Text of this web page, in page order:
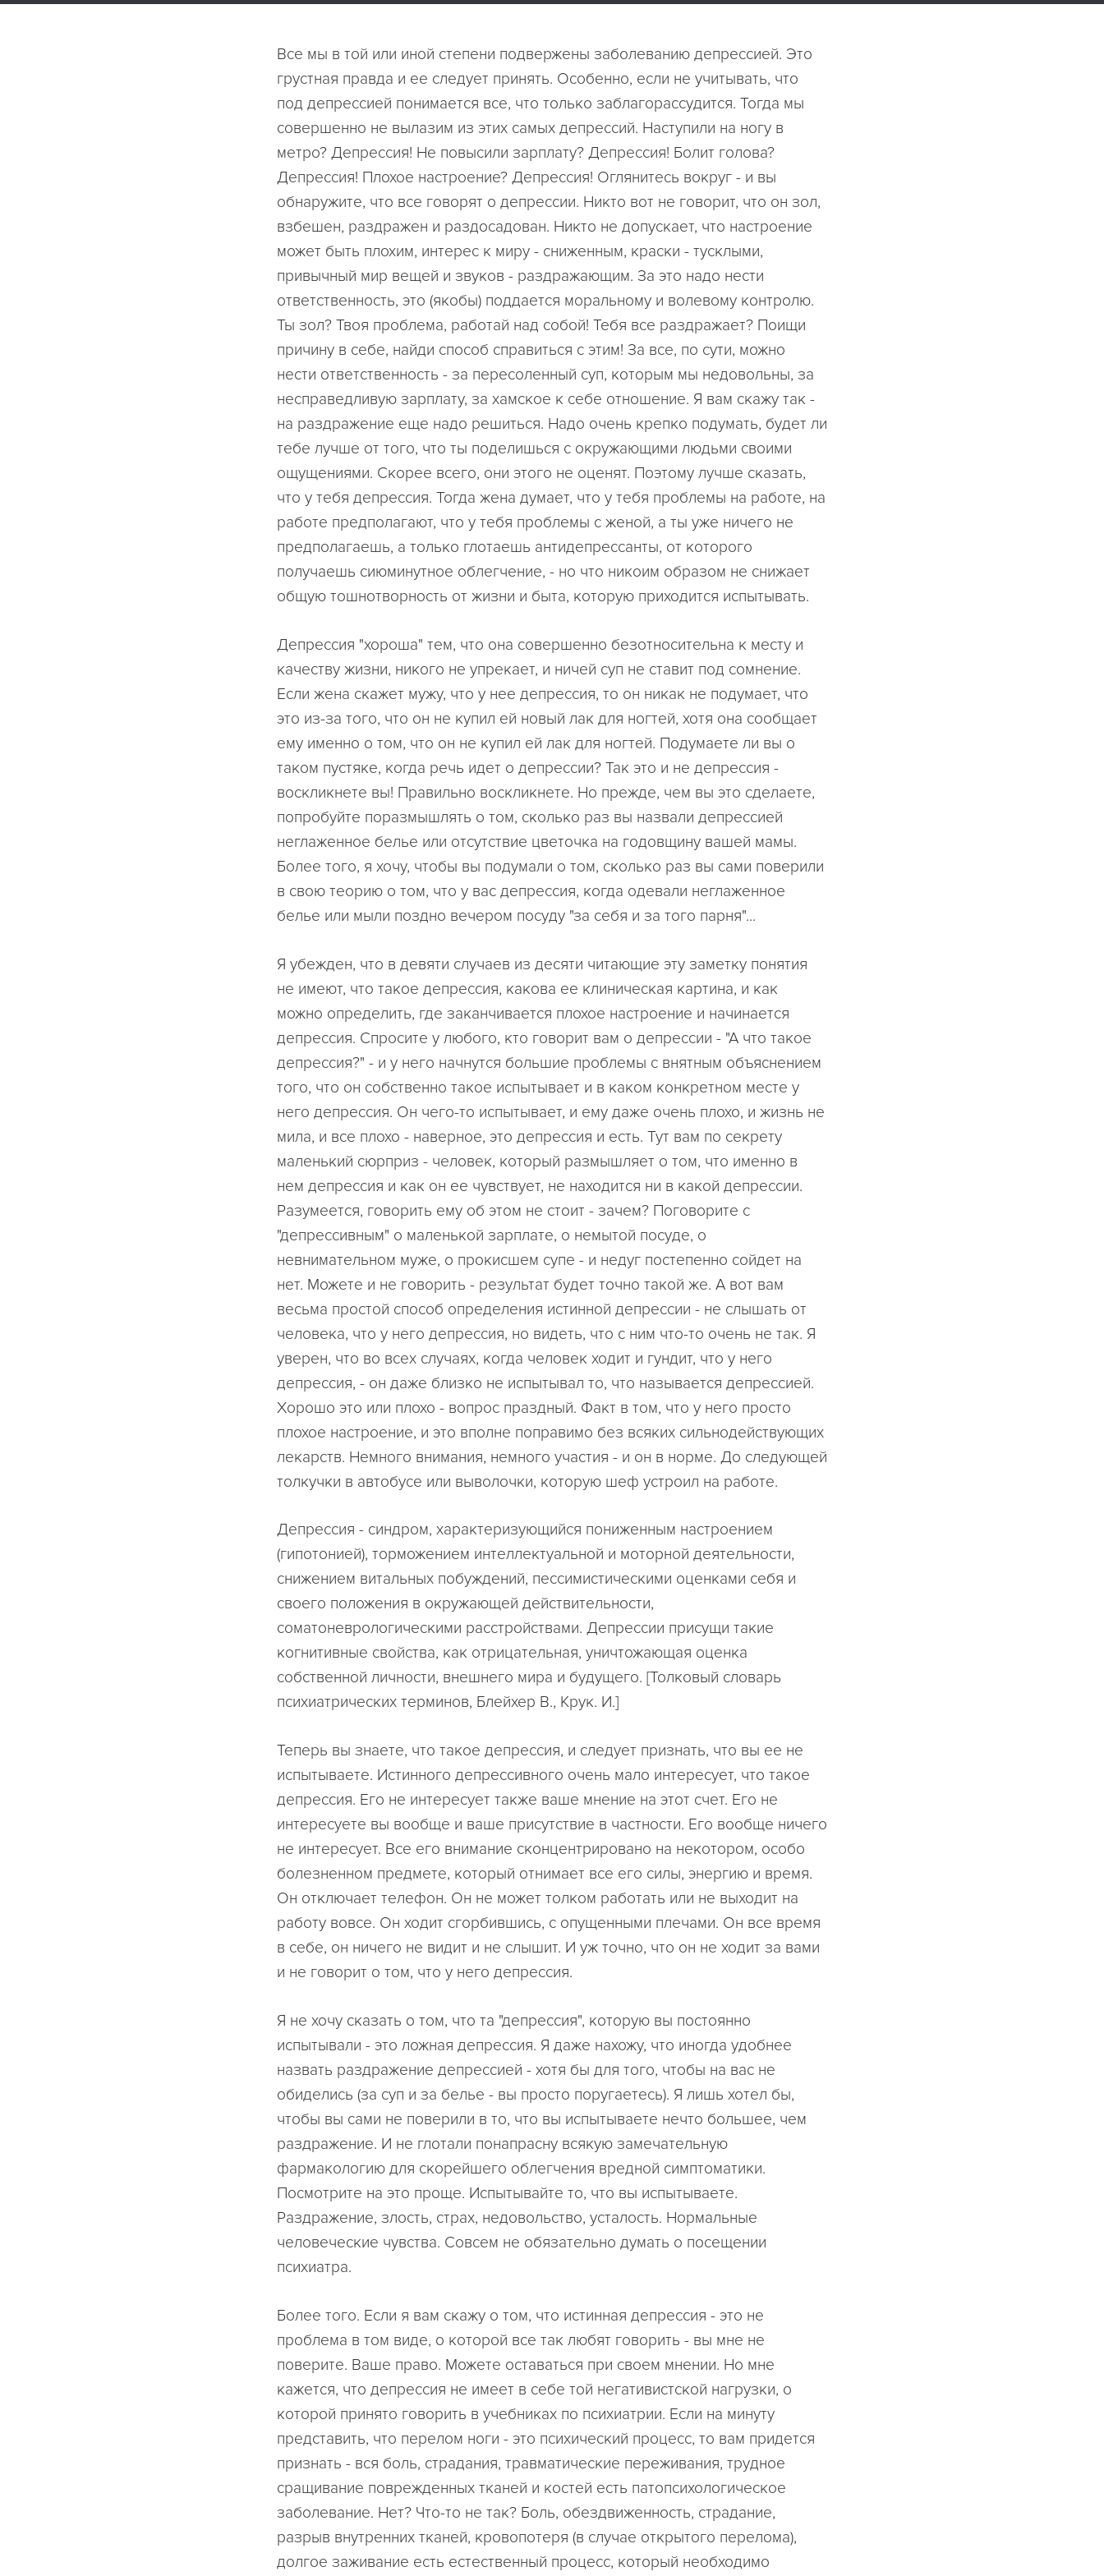
Все мы в той или иной степени подвержены заболеванию депрессией. Это
грустная правда и ее следует принять. Особенно, если не учитывать, что
под депрессией понимается все, что только заблагорассудится. Тогда мы
совершенно не вылазим из этих самых депрессий. Наступили на ногу в
метро? Депрессия! Не повысили зарплату? Депрессия! Болит голова?
Депрессия! Плохое настроение? Депрессия! Оглянитесь вокруг - и вы
обнаружите, что все говорят о депрессии. Никто вот не говорит, что он зол,
взбешен, раздражен и раздосадован. Никто не допускает, что настроение
может быть плохим, интерес к миру - сниженным, краски - тусклыми,
привычный мир вещей и звуков - раздражающим. За это надо нести
ответственность, это (якобы) поддается моральному и волевому контролю.
Ты зол? Твоя проблема, работай над собой! Тебя все раздражает? Поищи
причину в себе, найди способ справиться с этим! За все, по сути, можно
нести ответственность - за пересоленный суп, которым мы недовольны, за
несправедливую зарплату, за хамское к себе отношение. Я вам скажу так -
на раздражение еще надо решиться. Надо очень крепко подумать, будет ли
тебе лучше от того, что ты поделишься с окружающими людьми своими
ощущениями. Скорее всего, они этого не оценят. Поэтому лучше сказать,
что у тебя депрессия. Тогда жена думает, что у тебя проблемы на работе, на
работе предполагают, что у тебя проблемы с женой, а ты уже ничего не
предполагаешь, а только глотаешь антидепрессанты, от которого
получаешь сиюминутное облегчение, - но что никоим образом не снижает
общую тошнотворность от жизни и быта, которую приходится испытывать.
Депрессия "хороша" тем, что она совершенно безотносительна к месту и
качеству жизни, никого не упрекает, и ничей суп не ставит под сомнение.
Если жена скажет мужу, что у нее депрессия, то он никак не подумает, что
это из-за того, что он не купил ей новый лак для ногтей, хотя она сообщает
ему именно о том, что он не купил ей лак для ногтей. Подумаете ли вы о
таком пустяке, когда речь идет о депрессии? Так это и не депрессия -
воскликнете вы! Правильно воскликнете. Но прежде, чем вы это сделаете,
попробуйте поразмышлять о том, сколько раз вы назвали депрессией
неглаженное белье или отсутствие цветочка на годовщину вашей мамы.
Более того, я хочу, чтобы вы подумали о том, сколько раз вы сами поверили
в свою теорию о том, что у вас депрессия, когда одевали неглаженное
белье или мыли поздно вечером посуду "за себя и за того парня"...
Я убежден, что в девяти случаев из десяти читающие эту заметку понятия
не имеют, что такое депрессия, какова ее клиническая картина, и как
можно определить, где заканчивается плохое настроение и начинается
депрессия. Спросите у любого, кто говорит вам о депрессии - "А что такое
депрессия?" - и у него начнутся большие проблемы с внятным объяснением
того, что он собственно такое испытывает и в каком конкретном месте у
него депрессия. Он чего-то испытывает, и ему даже очень плохо, и жизнь не
мила, и все плохо - наверное, это депрессия и есть. Тут вам по секрету
маленький сюрприз - человек, который размышляет о том, что именно в
нем депрессия и как он ее чувствует, не находится ни в какой депрессии.
Разумеется, говорить ему об этом не стоит - зачем? Поговорите с
"депрессивным" о маленькой зарплате, о немытой посуде, о
невнимательном муже, о прокисшем супе - и недуг постепенно сойдет на
нет. Можете и не говорить - результат будет точно такой же. А вот вам
весьма простой способ определения истинной депрессии - не слышать от
человека, что у него депрессия, но видеть, что с ним что-то очень не так. Я
уверен, что во всех случаях, когда человек ходит и гундит, что у него
депрессия, - он даже близко не испытывал то, что называется депрессией.
Хорошо это или плохо - вопрос праздный. Факт в том, что у него просто
плохое настроение, и это вполне поправимо без всяких сильнодействующих
лекарств. Немного внимания, немного участия - и он в норме. До следующей
толкучки в автобусе или выволочки, которую шеф устроил на работе.
Депрессия - синдром, характеризующийся пониженным настроением
(гипотонией), торможением интеллектуальной и моторной деятельности,
снижением витальных побуждений, пессимистическими оценками себя и
своего положения в окружающей действительности,
соматоневрологическими расстройствами. Депрессии присущи такие
когнитивные свойства, как отрицательная, уничтожающая оценка
собственной личности, внешнего мира и будущего. [Толковый словарь
психиатрических терминов, Блейхер В., Крук. И.]
Теперь вы знаете, что такое депрессия, и следует признать, что вы ее не
испытываете. Истинного депрессивного очень мало интересует, что такое
депрессия. Его не интересует также ваше мнение на этот счет. Его не
интересуете вы вообще и ваше присутствие в частности. Его вообще ничего
не интересует. Все его внимание сконцентрировано на некотором, особо
болезненном предмете, который отнимает все его силы, энергию и время.
Он отключает телефон. Он не может толком работать или не выходит на
работу вовсе. Он ходит сгорбившись, с опущенными плечами. Он все время
в себе, он ничего не видит и не слышит. И уж точно, что он не ходит за вами
и не говорит о том, что у него депрессия.
Я не хочу сказать о том, что та "депрессия", которую вы постоянно
испытывали - это ложная депрессия. Я даже нахожу, что иногда удобнее
назвать раздражение депрессией - хотя бы для того, чтобы на вас не
обиделись (за суп и за белье - вы просто поругаетесь). Я лишь хотел бы,
чтобы вы сами не поверили в то, что вы испытываете нечто большее, чем
раздражение. И не глотали понапрасну всякую замечательную
фармакологию для скорейшего облегчения вредной симптоматики.
Посмотрите на это проще. Испытывайте то, что вы испытываете.
Раздражение, злость, страх, недовольство, усталость. Нормальные
человеческие чувства. Совсем не обязательно думать о посещении
психиатра.
Более того. Если я вам скажу о том, что истинная депрессия - это не
проблема в том виде, о которой все так любят говорить - вы мне не
поверите. Ваше право. Можете оставаться при своем мнении. Но мне
кажется, что депрессия не имеет в себе той негативистской нагрузки, о
которой принято говорить в учебниках по психиатрии. Если на минуту
представить, что перелом ноги - это психический процесс, то вам придется
признать - вся боль, страдания, травматические переживания, трудное
сращивание поврежденных тканей и костей есть патопсихологическое
заболевание. Нет? Что-то не так? Боль, обездвиженность, страдание,
разрыв внутренних тканей, кровопотеря (в случае открытого перелома),
долгое заживание есть естественный процесс, который необходимо